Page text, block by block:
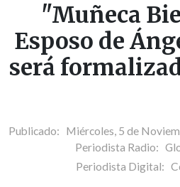
"Muñeca
Esposo de
será
Publicado: Miércoles, 5 de
Periodista Radio:
Periodista Digital: